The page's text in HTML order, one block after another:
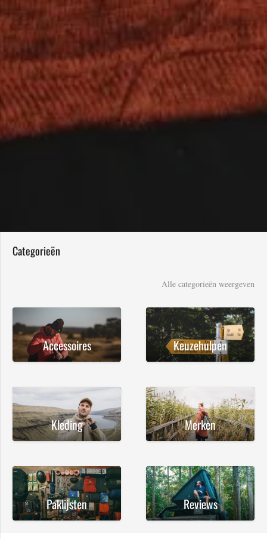
Categorieën
Alle categorieën weergeven
Accessoires Keuzehulpen
Kleding Merken
Paklijsten Reviews